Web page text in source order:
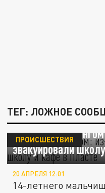
ТЕГ: ЛОЖНОЕ
Увлёкся
эвакуировали
ПРОИСШЕСТВИЯ
20 АПРЕЛЯ 12:01
14-летнего